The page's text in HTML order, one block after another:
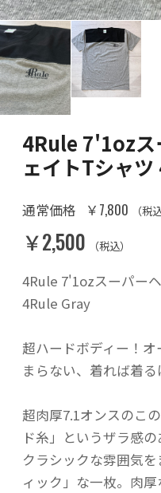
4Rule 7'1ozス
ェイトTシャ
通常価格 ￥7,800 （税
￥2,500 （税込）
4Rule 7'1ozスーパー
4Rule Gray
超ハードボディー！
まらない、着れば着
超肉厚7.1オンスのこ
ド糸」というザラ感
クラシックな雰囲気
ィック」な一枚。肉